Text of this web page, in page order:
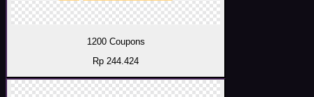
1200 Coupons
Rp 244.424